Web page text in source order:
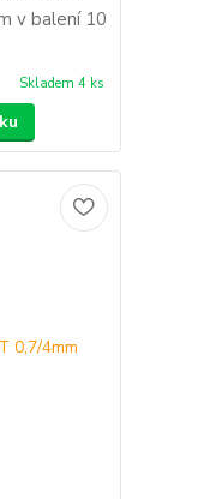
v balení 10
Skladem 4 ks